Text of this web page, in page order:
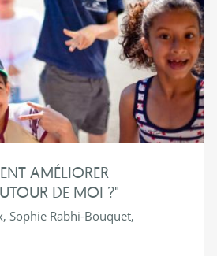
AMÉLIORER
DE MOI ?"
Sophie Rabhi-Bouquet,